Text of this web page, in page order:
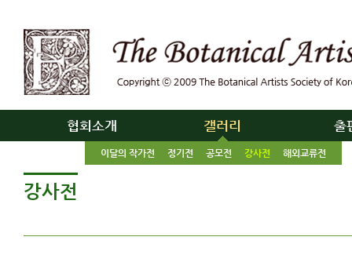
협회소개 갤러리
이달의 작가전 정기전 공모전 강사전 해외교류전
출
강사전